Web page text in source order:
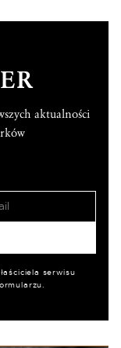
aktualności
serwisu